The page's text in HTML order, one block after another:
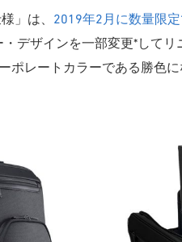
」は、 2019年2月に数量限
・デザインを一部変更*してリ
ポレートカラーである勝色